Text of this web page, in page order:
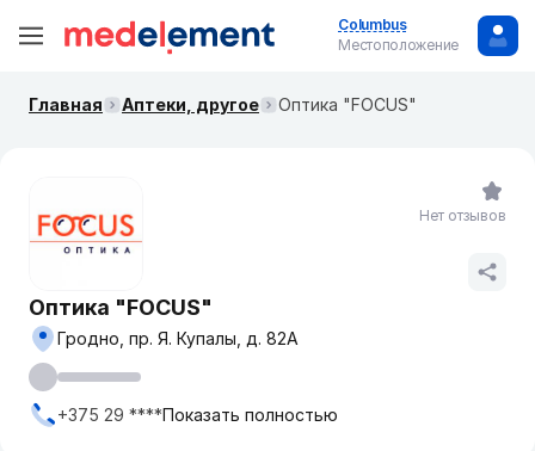
Columbus
Местоположение
Главная Аптеки, другое Оптика "FOCUS"
Оптика "FOCUS"
Гродно, пр. Я. Купалы, д. 82А
+375 29 ****Показать полностью
Нет отзывов